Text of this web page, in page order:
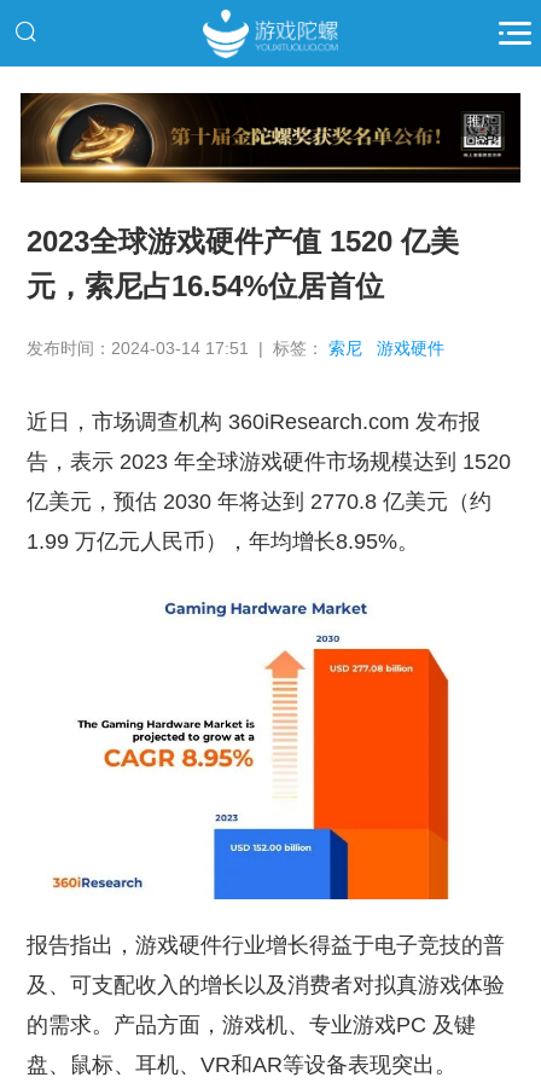
推广
2023全球游戏硬件产值 1520 亿美
元，索尼占16.54%位居首位
发布时间：2024-03-14 17:51 | 标签：索尼 游戏硬件
近日，市场调查机构 360iResearch.com 发布报
告，表示 2023 年全球游戏硬件市场规模达到 1520
亿美元，预估 2030 年将达到 2770.8 亿美元（约
1.99 万亿元人民币），年均增长8.95%。
报告指出，游戏硬件行业增长得益于电子竞技的普
及、可支配收入的增长以及消费者对拟真游戏体验
的需求。产品方面，游戏机、专业游戏PC 及键
盘、鼠标、耳机、VR和AR等设备表现突出。